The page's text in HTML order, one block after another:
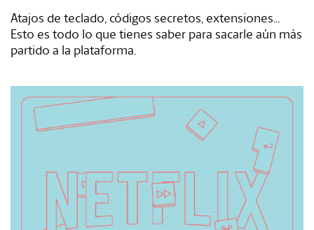
Atajos de teclado, códigos secretos, extensiones...
Esto es todo lo que tienes saber para sacarle aún más
partido a la plataforma.#Gastro
#Caras
#Diseño
#Sexo
#Dinero